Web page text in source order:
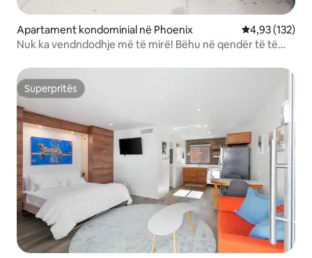
Apartament kondominial në Phoenix Vlerësimi
4,93 (132)
Nuk ka vendndodhje më të mirë! Bëhu në qendër të të
Superpritës
Superpritës